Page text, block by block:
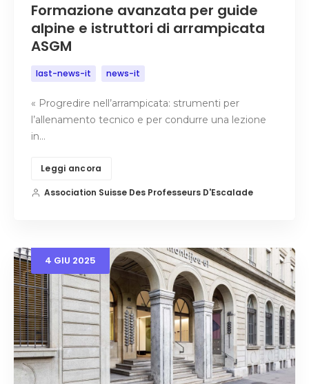
Formazione avanzata per guide
alpine e istruttori di arrampicata
ASGM
last-news-it news-it
« Progredire nell’arrampicata: strumenti per
l’allenamento tecnico e per condurre una lezione
in…
Leggi ancora
Association Suisse Des Professeurs D'Escalade
4 GIU 2025